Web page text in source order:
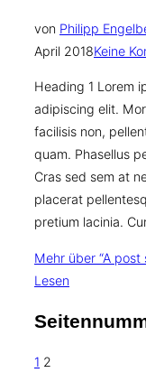
von Philipp
April 2018Keine
Heading 1 Lorem
adipiscing elit.
facilisis non,
quam. Phasellus
Cras sed sem at
placerat
pretium lacinia.
Mehr über “A
Lesen
1 2